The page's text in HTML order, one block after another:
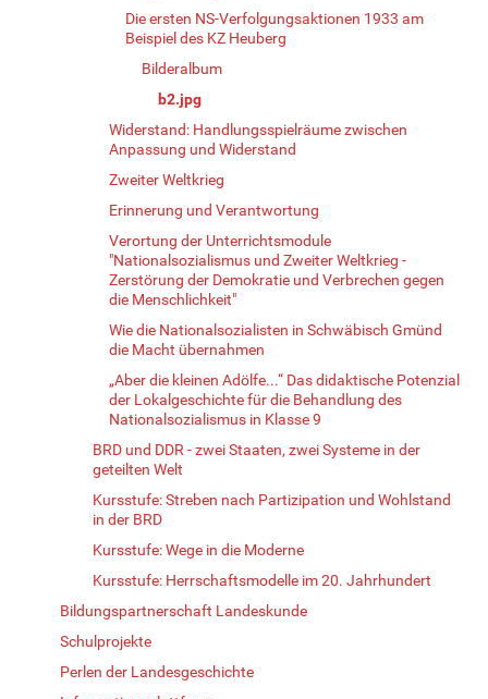
Die ersten NS-Verfolgungsaktionen 1933 am
Beispiel des KZ Heuberg
Bilderalbum
b2.jpg
Widerstand: Handlungsspielräume zwischen
Anpassung und Widerstand
Zweiter Weltkrieg
Erinnerung und Verantwortung
Verortung der Unterrichtsmodule
"Nationalsozialismus und Zweiter Weltkrieg -
Zerstörung der Demokratie und Verbrechen gegen
die Menschlichkeit"
Wie die Nationalsozialisten in Schwäbisch Gmünd
die Macht übernahmen
„Aber die kleinen Adölfe...“ Das didaktische Potenzial
der Lokalgeschichte für die Behandlung des
Nationalsozialismus in Klasse 9
BRD und DDR - zwei Staaten, zwei Systeme in der
geteilten Welt
Kursstufe: Streben nach Partizipation und Wohlstand
in der BRD
Kursstufe: Wege in die Moderne
Kursstufe: Herrschaftsmodelle im 20. Jahrhundert
Bildungspartnerschaft Landeskunde
Schulprojekte
Perlen der Landesgeschichte